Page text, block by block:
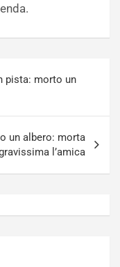
pista: morto un
un albero: morta
l’amica